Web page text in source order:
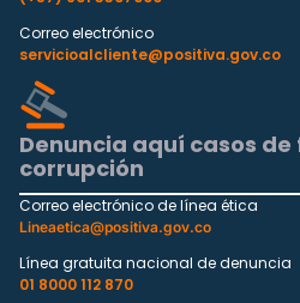
Correo electrónico
servicioalcliente@positiva.gov.co
Denuncia aquí casos
corrupción
Correo electrónico de línea ética
Lineaetica@positiva.gov.co
Línea gratuita nacional de denuncia
01 8000 112 870